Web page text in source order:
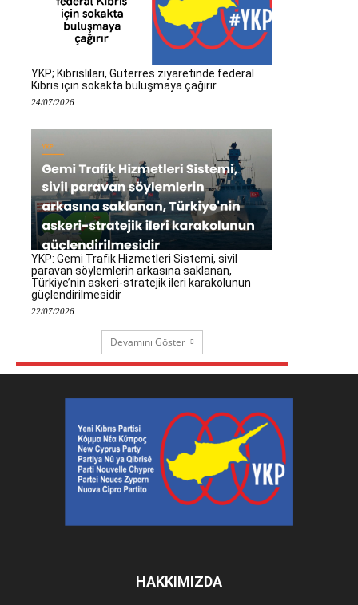
YKP; Kıbrıslıları, Guterres ziyaretinde federal
Kıbrıs için sokakta buluşmaya çağırır
24/07/2026
YKP: Gemi Trafik Hizmetleri Sistemi, sivil
paravan söylemlerin arkasına saklanan,
Türkiye’nin askeri-stratejik ileri karakolunun
güçlendirilmesidir
22/07/2026
Devamını Göster
HAKKIMIZDA